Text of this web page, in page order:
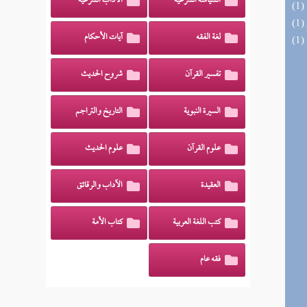
لغة الفقه آيات الأحكام
تفسير القرآن شروح الحديث
السيرة النبوية التاريخ والتراجم
علوم القرآن علوم الحديث
العقيدة الآداب والرقائق
كتب اللغة العربية كتاب الأمة
فقه عام